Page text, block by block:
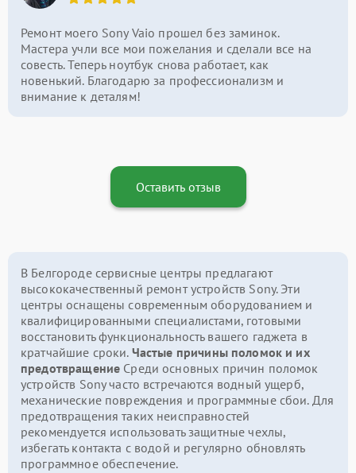
Ремонт моего Sony Vaio прошел без заминок.
Мастера учли все мои пожелания и сделали все на
совесть. Теперь ноутбук снова работает, как
новенький. Благодарю за профессионализм и
внимание к деталям!
Оставить отзыв
В Белгороде сервисные центры предлагают
высококачественный ремонт устройств Sony. Эти
центры оснащены современным оборудованием и
квалифицированными специалистами, готовыми
восстановить функциональность вашего гаджета в
кратчайшие сроки. Частые причины поломок и их
предотвращение Среди основных причин поломок
устройств Sony часто встречаются водный ущерб,
механические повреждения и программные сбои. Для
предотвращения таких неисправностей
рекомендуется использовать защитные чехлы,
избегать контакта с водой и регулярно обновлять
программное обеспечение.